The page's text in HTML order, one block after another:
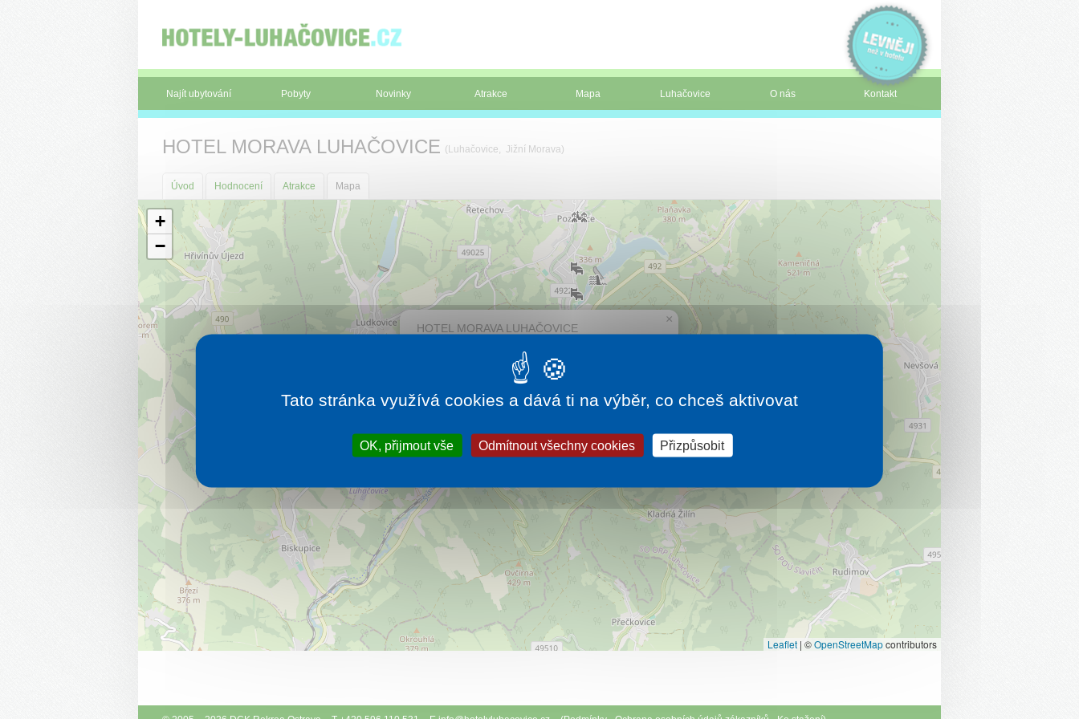
Najít ubytování Pobyty Novinky Atrakce Mapa Luhačovice O nás Kontakt
HOTEL MORAVA LUHAČOVICE (Luhačovice, Jižní Morava)
Úvod Hodnocení Atrakce Mapa
HOTEL MORAVA LUHAČOVICE
Léčebný hotel po rekonstrukci. Vítěz soutěže stavba
roku 2015 ve Zlínském kraji. Komfortní ubytování,
vše pod jednou střechou.
Více…
×
+
−
Leaflet | ©OpenStreetMapcontributors
Tato stránka využívá cookies a dává ti na výběr, co chceš aktivovat
OK, přijmout vše Odmítnout všechny cookies Přizpůsobit